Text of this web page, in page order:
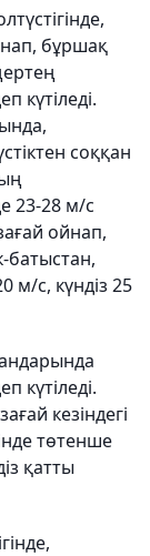
бұршақ
күтіледі.
соққан
23-28 м/с
ойнап,
батыстан,
м/с, күндіз 25
күтіледі.
кезіндегі
төтенше
қатты